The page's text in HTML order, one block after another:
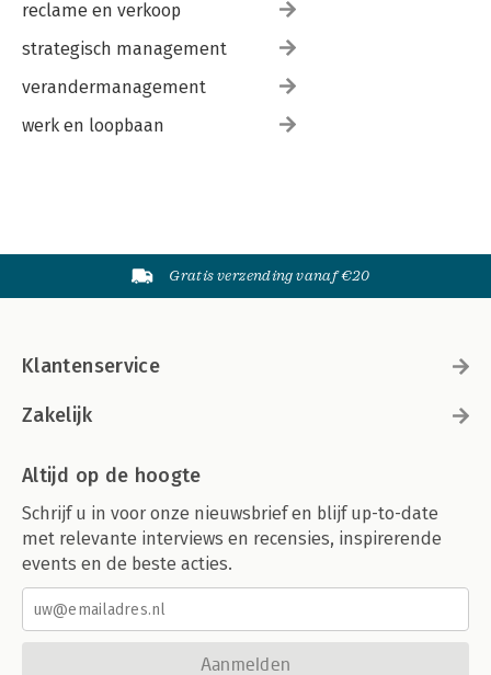
reclame en verkoop
strategisch management
verandermanagement
werk en loopbaan
Gratis verzending vanaf €20
Klantenservice
Zakelijk
Altijd op de hoogte
Schrijf u in voor onze nieuwsbrief en blijf up-to-date
met relevante interviews en recensies, inspirerende
events en de beste acties.
Aanmelden